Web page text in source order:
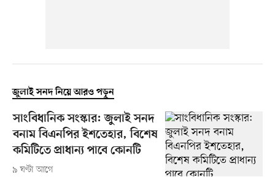
জুলাই সনদ নিয়ে আরও পড়ুন
সাংবিধানিক সংস্কার: জুলাই সনদ
বনাম বিএনপির ইশতেহার, বিশেষ
কমিটিতে প্রাধান্য পাবে কোনটি
৯ ঘণ্টা আগে